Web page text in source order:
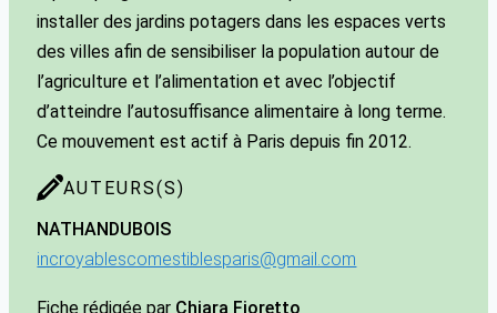
installer des jardins potagers dans les espaces verts
des villes afin de sensibiliser la population autour de
l’agriculture et l’alimentation et avec l’objectif
d’atteindre l’autosuffisance alimentaire à long terme.
Ce mouvement est actif à Paris depuis fin 2012.
AUTEURS(S)
NATHAN DUBOIS
incroyablescomestiblesparis@gmail.com
Fiche rédigée par Chiara Fioretto